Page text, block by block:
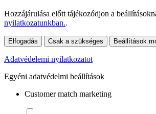
Hozzájárulása előtt tájékozódjon a
nyilatkozatunkban..
Elfogadás Csak a szükséges Beállítások
Adatvédelemi nyilatkozatot
Egyéni adatvédelmi beállítások
Customer match marketing